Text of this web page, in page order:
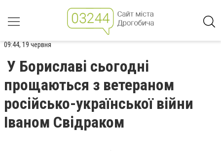
09:44, 19 червня
У Бориславі сьогодні
прощаються з ветераном
російсько-української війни
Іваном Свідраком